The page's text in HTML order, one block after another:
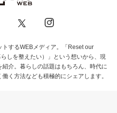
トするWEBメディア。「Reset our
しを整えたい）」という想いから、現
介。暮らしの話題はもちろん、時代に
く方法なども積極的にシェアします。